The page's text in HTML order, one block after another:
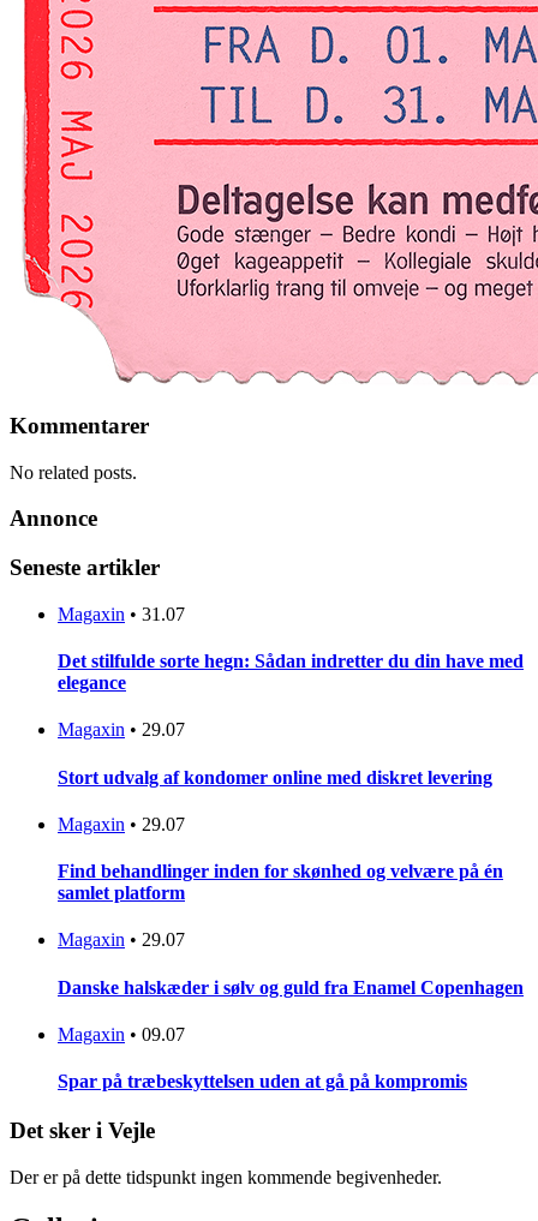
Kommentarer
No related posts.
Annonce
Seneste artikler
Magaxin • 31.07
Det stilfulde sorte hegn: Sådan indretter du din have med
elegance
Magaxin • 29.07
Stort udvalg af kondomer online med diskret levering
Magaxin • 29.07
Find behandlinger inden for skønhed og velvære på én
samlet platform
Magaxin • 29.07
Danske halskæder i sølv og guld fra Enamel Copenhagen
Magaxin • 09.07
Spar på træbeskyttelsen uden at gå på kompromis
Det sker i Vejle
Der er på dette tidspunkt ingen kommende begivenheder.